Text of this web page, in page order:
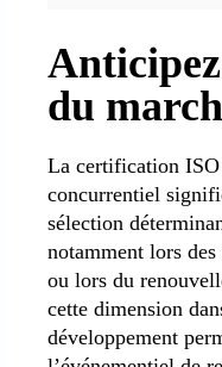
du
La certification ISO
concurrentiel
sélection
notamment lors
ou lors du
cette dimension
développement